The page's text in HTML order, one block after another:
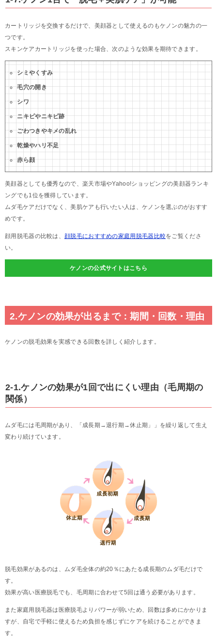
カートリッジを交換するだけで、美顔器として使えるのもケノンの魅力の一
つです。
スキンケアカートリッジを使った場合、次のような効果を期待できます。
シミやくすみ
毛穴の開き
シワ
ニキビやニキビ跡
ごわつきやキメの乱れ
乾燥やハリ不足
赤ら顔
美顔器としても優秀なので、楽天市場やYahoo!ショッピングの美顔器ランキ
ングでも1位を獲得しています。
ムダ毛ケアだけでなく、美肌ケアも行いたい人は、ケノンを選ぶのがおすす
めです。
顔用脱毛器の比較は、 顔脱毛におすすめの家庭用脱毛器比較をご覧くださ
い。
ケノンの公式サイトはこちら
2.ケノンの効果が出るまで：期間・回数・理由
ケノンの脱毛効果を実感できる回数を詳しく紹介します。
2-1.ケノンの効果が1回で出にくい理由（毛周期の
関係）
ムダ毛には毛周期があり、「成長期→退行期→休止期」」を繰り返して生え
変わり続けています。
脱毛効果があるのは、ムダ毛全体の約20％にあたる成長期のムダ毛だけで
す。
効果が高い医療脱毛でも、毛周期に合わせて5回は通う必要があります。
また家庭用脱毛器は医療脱毛よりパワーが弱いため、回数は多めにかかりま
すが、自宅で手軽に使えるため負担を感じずにケアを続けることができま
す。